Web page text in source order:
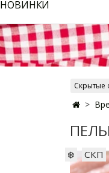
НОВИНКИ
Скрытые
❄️ СКП